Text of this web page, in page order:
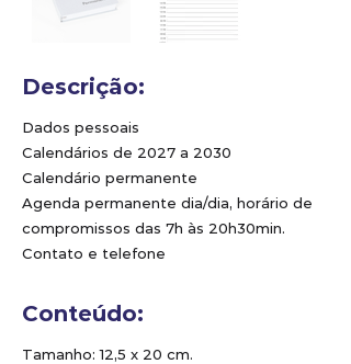
Descrição:
Dados pessoais
Calendários de 2027 a 2030
Calendário permanente
Agenda permanente dia/dia, horário de
compromissos das 7h às 20h30min.
Contato e telefone
Conteúdo:
Tamanho: 12,5 x 20 cm.